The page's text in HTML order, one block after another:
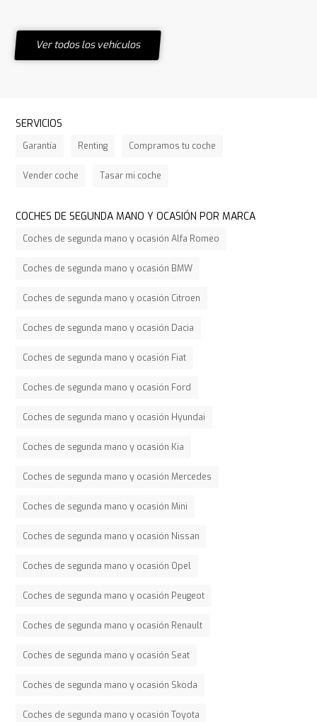
Ver todos los vehículos
SERVICIOS
Garantía Renting Compramos tu coche
Vender coche Tasar mi coche
COCHES DE SEGUNDA MANO Y OCASIÓN POR MARCA
Coches de segunda mano y ocasión Alfa Romeo
Coches de segunda mano y ocasión BMW
Coches de segunda mano y ocasión Citroen
Coches de segunda mano y ocasión Dacia
Coches de segunda mano y ocasión Fiat
Coches de segunda mano y ocasión Ford
Coches de segunda mano y ocasión Hyundai
Coches de segunda mano y ocasión Kia
Coches de segunda mano y ocasión Mercedes
Coches de segunda mano y ocasión Mini
Coches de segunda mano y ocasión Nissan
Coches de segunda mano y ocasión Opel
Coches de segunda mano y ocasión Peugeot
Coches de segunda mano y ocasión Renault
Coches de segunda mano y ocasión Seat
Coches de segunda mano y ocasión Skoda
Coches de segunda mano y ocasión Toyota